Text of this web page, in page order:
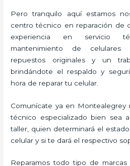
Pero tranquilo aquí estamos
centro técnico en reparación de
experiencia en servicio
mantenimiento de
repuestos originales y un
brindándote el respaldo y
hora de reparar tu celular.
Comunícate ya en Montealegrey
técnico especializado bien sea
taller, quien determinará el
celular y si te dará el respectivo
Reparamos todo tipo de